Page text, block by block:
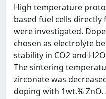
High temperature
based fuel cells
were investigated.
chosen as electrolyte
stability in CO2 and
The sintering
zirconate was
doping with 1wt.%